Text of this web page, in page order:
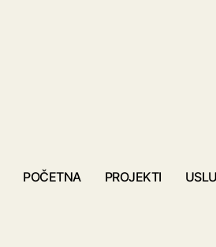
POČETNA PROJEKTI